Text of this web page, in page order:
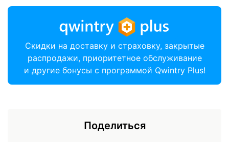
Скидки на доставку и страховку, закрытые
распродажи, приоритетное обслуживание
и другие бонусы с программой Qwintry Plus!
Поделиться